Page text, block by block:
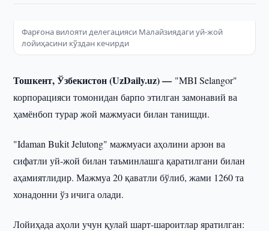
Фарғона вилояти делегацияси Малайзиядаги уй-жой
лойиҳасини кўздан кечирди
Тошкент, Ўзбекистон (UzDaily.uz) — "MBI Selangor"
корпорацияси томонидан барпо этилган замонавий ва
ҳамёнбоп турар жой мажмуаси билан танишди.
"Idaman Bukit Jelutong" мажмуаси аҳолини арзон ва
сифатли уй-жой билан таъминлашга қаратилгани билан
аҳамиятлидир. Мажмуа 20 қаватли бўлиб, жами 1260 та
хонадонни ўз ичига олади.
Лойиҳада аҳоли учун қулай шарт-шароитлар яратилган: